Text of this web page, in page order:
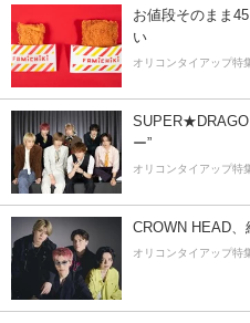
お値段そのまま
い
オリコンタイアップ特
ー”
オリコンタイアップ特
CROWN HEAD、
オリコンタイアップ特